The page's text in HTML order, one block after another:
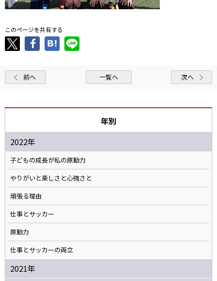
このページを共有する
前へ 一覧へ 次へ
年別
2022年
子どもの成長が私の原動力
やりがいと楽しさと心強さと
頑張る理由
仕事とサッカー
原動力
仕事とサッカーの両立
2021年